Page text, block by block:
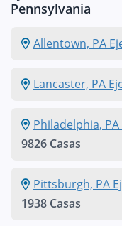
Pennsylvania
Allentown, PA
Lancaster, PA
Philadelphia,
9826 Casas
Pittsburgh, PA
1938 Casas